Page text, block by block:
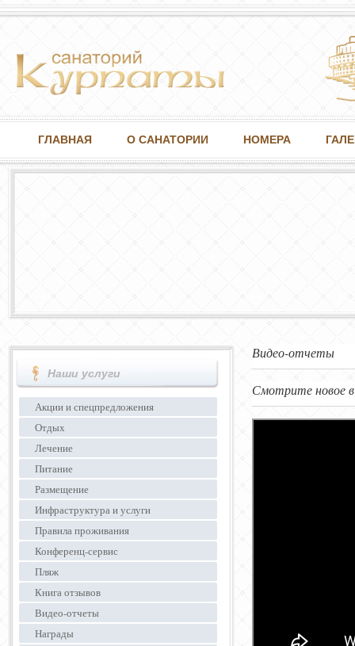
ГЛАВНАЯ О САНАТОРИИ НОМЕРА
Видео-отчеты
Смотрите новое
Наши услуги
Акции и спецпредложения
Отдых
Лечение
Питание
Размещение
Инфраструктура и услуги
Правила проживания
Конференц-сервис
Пляж
Книга отзывов
Видео-отчеты
Награды